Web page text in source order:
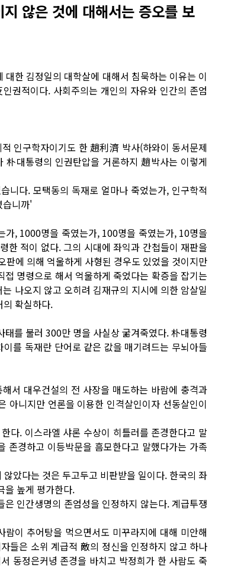
않은 것에 대해서는 증오를 보
한 김정일의 대학살에 대해서 침묵하는 이유는 이
권적이다. 사회주의는 개인의 자유와 인간의 존엄
인구학자이기도 한 趙利濟 박사(하와이 동서문제
대통령의 인권탄압을 거론하지 趙박사는 이렇게
니다. 모택동의 독재로 얼마나 죽었는가, 인구학적
니까'
, 1000명을 죽였는가, 100명을 죽였는가, 10명을
한 적이 없다. 그의 시대에 좌익과 간첩들이 재판을
에 의해 억울하게 사형된 경우도 있었을 것이지만
명령으로 해서 억울하게 죽었다는 확증을 잡기는
나오지 않고 오히려 김재규의 지시에 의한 암살일
의 확실하다.
를 불러 300만 명을 사실상 굶겨죽였다. 朴대통령
를 독재란 단어로 같은 값을 매기려드는 무뇌아들
서 대우건설의 전 사장을 매도하는 바람에 충격과
아니지만 언론을 이용한 인격살인이자 선동살인이
다. 이스라엘 샤론 수상이 히틀러를 존경한다고 말
존경하고 이등박문을 흠모한다고 말했다가는 가족
았다는 것은 두고두고 비판받을 일이다. 한국의 좌
을 높게 평가한다.
인간생명의 존엄성을 인정하지 않는다. 계급투쟁
이 추어탕을 먹으면서도 미꾸라지에 대해 미안해
들은 소위 계급적 敵의 정신을 인정하지 않고 하나
동정은커녕 존경을 바치고 박정희가 한 사람도 죽